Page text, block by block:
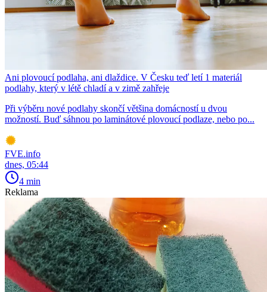
Ani plovoucí podlaha, ani dlaždice. V Česku teď letí 1 materiál
podlahy, který v létě chladí a v zimě zahřeje
Při výběru nové podlahy skončí většina domácností u dvou
možností. Buď sáhnou po laminátové plovoucí podlaze, nebo po...
FVE.info
dnes, 05:44
4 min
Reklama